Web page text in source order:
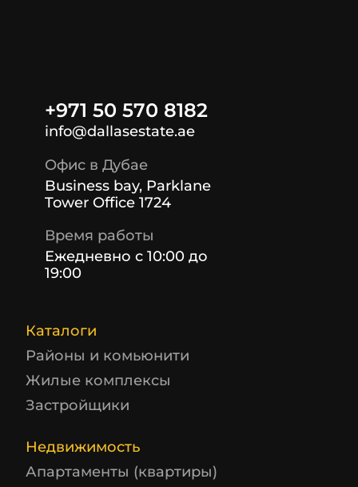
+971 50 570 8182
info@dallasestate.ae
Офис в Дубае
Business bay, Parklane
Tower Office 1724
Время работы
Ежедневно с 10:00 до
19:00
Каталоги
Районы и комьюнити
Жилые комплексы
Застройщики
Недвижимость
Апартаменты (квартиры)